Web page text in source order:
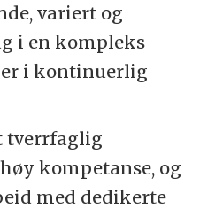
variert og
i en kompleks
i kontinuerlig
tverrfaglig
kompetanse, og
med dedikerte